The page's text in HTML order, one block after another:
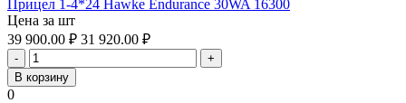
Прицел 1-4*24 Hawke Endurance 30WA 16300
Цена за шт
39 900.00 ₽ 31 920.00 ₽
-
+
В корзину
0